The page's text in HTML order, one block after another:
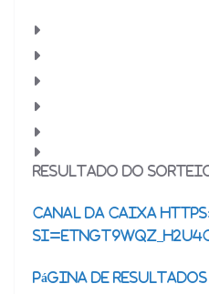
Resultado do
Canal da Caixa
Página de